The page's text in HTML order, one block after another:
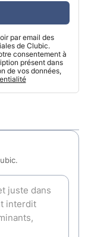
par email des
de Clubic.
consentement à
présent dans
de vos données,